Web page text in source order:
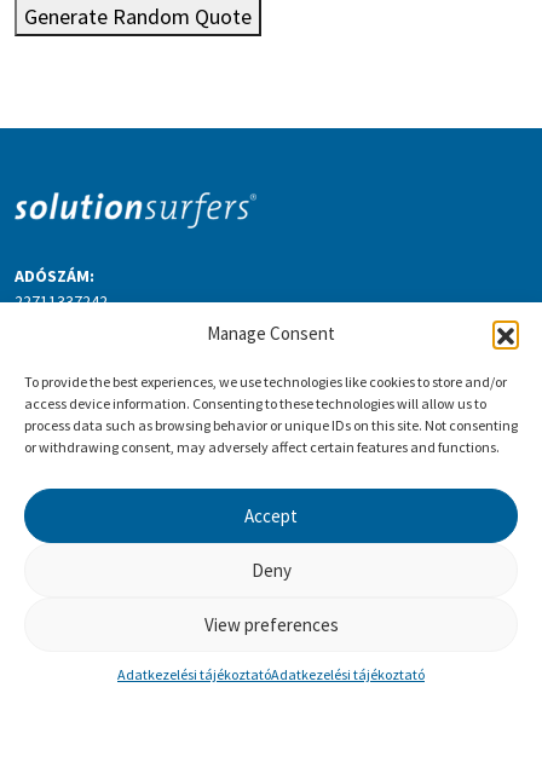
Manage Consent
To provide the best experiences, we use technologies like cookies to store and/or
access device information. Consenting to these technologies will allow us to
process data such as browsing behavior or unique IDs on this site. Not consenting
or withdrawing consent, may adversely affect certain features and functions.
Accept
Deny
View preferences
Adatkezelési tájékoztatóAdatkezelési tájékoztató
Generate Random Quote
ADÓSZÁM:
22711337242
IBAN:
HU80104040275052656978851012
SWIFT:
INFO
GYIK – GYAKORI KÉRDÉSEK
FELNŐTTKÉPZÉSI REGISZTRÁCIÓS SZÁM: